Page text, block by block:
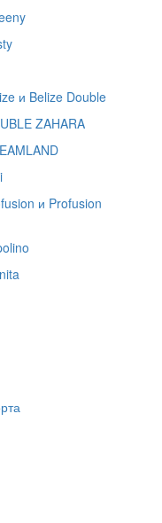
и Belize Double
ZAHARA
и Profusion